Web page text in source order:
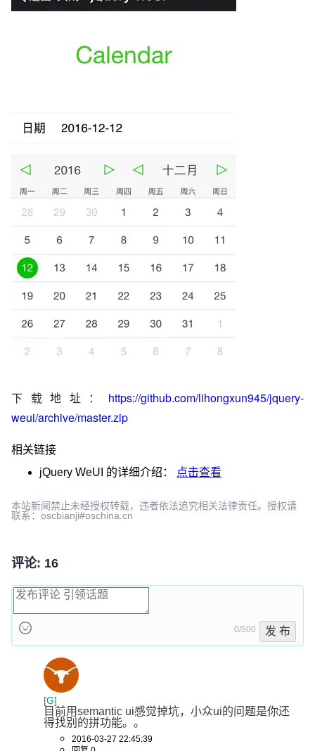
下载地址： https://github.com/lihongxun945/jquery-
weui/archive/master.zip
相关链接
jQuery WeUI 的详细介绍： 点击查看
本站新闻禁止未经授权转载，违者依法追究相关法律责任。授权请
联系：oscbianji#oschina.cn
评论: 16
0/500 发 布
[G]
目前用semantic ui感觉掉坑，小众ui的问题是你还
得找别的拼功能。。
2016-03-27 22:45:39